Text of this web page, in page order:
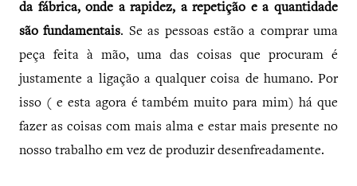
da fábrica, onde a rapidez, a repetição e a quantidade
são fundamentais. Se as pessoas estão a comprar uma
peça feita à mão, uma das coisas que procuram é
justamente a ligação a qualquer coisa de humano. Por
isso ( e esta agora é também muito para mim) há que
fazer as coisas com mais alma e estar mais presente no
nosso trabalho em vez de produzir desenfreadamente.